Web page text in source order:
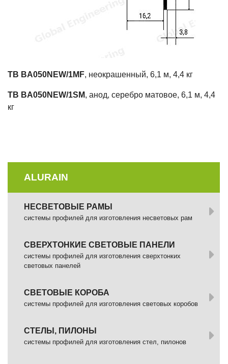
TB BA050NEW/1MF, неокрашенный, 6,1 м, 4,4 кг
TB BA050NEW/1SM, анод, серебро матовое, 6,1 м, 4,4
кг
ALURAIN
НЕСВЕТОВЫЕ РАМЫ
системы профилей для изготовления несветовых рам
СВЕРХТОНКИЕ СВЕТОВЫЕ ПАНЕЛИ
системы профилей для изготовления сверхтонких
световых панелей
СВЕТОВЫЕ КОРОБА
системы профилей для изготовления световых коробов
СТЕЛЫ, ПИЛОНЫ
системы профилей для изготовления стел, пилонов